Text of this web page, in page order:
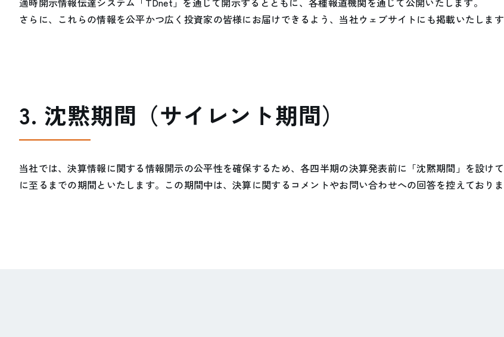
さらに、これらの情報を公平かつ広く投資家の皆様にお届けできるよう、当社ウェブサイトにも掲載いたします
3. 沈黙期間（サイレント期間）
当社では、決算情報に関する情報開示の公平性を確保するため、各四半期の決算発表前に「沈黙期間」を設け
に至るまでの期間といたします。この期間中は、決算に関するコメントやお問い合わせへの回答を控えており